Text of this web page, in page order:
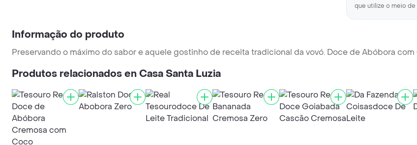
que utilize o meio
Informação do produto
Preservando o máximo do sabor e aquele gostinho de receita tradicional da vovó. Doce de Abóbora com
Produtos relacionados en Casa Santa Luzia